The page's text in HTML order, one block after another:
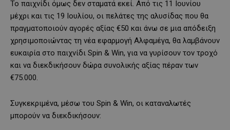
Το παιχνίδι όμως δεν σταματά εκεί. Από τις 11 Ιουνίου
μέχρι και τις 19 Ιουλίου, οι πελάτες της αλυσίδας που θα
πραγματοποιούν αγορές αξίας €50 και άνω σε μια απόδειξη
χρησιμοποιώντας τη νέα εφαρμογή Αλφαμέγα, θα λαμβάνουν
ευκαιρία στο παιχνίδι Spin & Win, για να γυρίσουν τον τροχό
και να διεκδικήσουν δώρα συνολικής αξίας πέραν των
€75.000.
Συγκεκριμένα, μέσω του Spin & Win, οι καταναλωτές
μπορούν να διεκδικήσουν: